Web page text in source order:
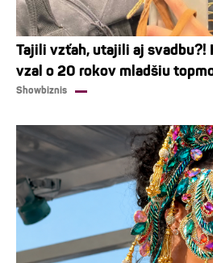
Tajili vzťah, utajili aj svadbu?!
vzal o 20 rokov mladšiu
Showbiznis